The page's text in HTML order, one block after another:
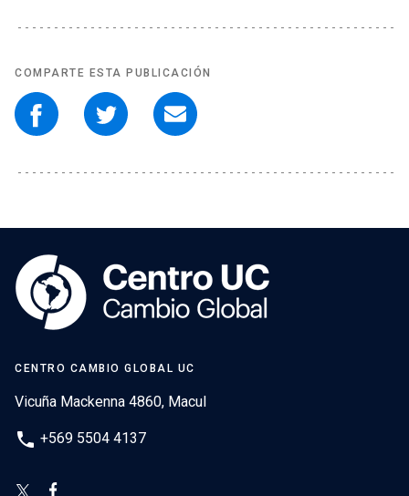
COMPARTE ESTA PUBLICACIÓN
CENTRO CAMBIO GLOBAL UC
Vicuña Mackenna 4860, Macul
phone +569 5504 4137